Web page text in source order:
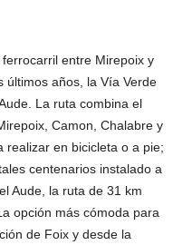
entre Mirepoix y
últimos años, la Vía Verde
La ruta combina el
Camon, Chalabre y
realizar en bicicleta o a pie;
centenarios instalado a
Aude, la ruta de 31 km
opción más cómoda para
de Foix y desde la